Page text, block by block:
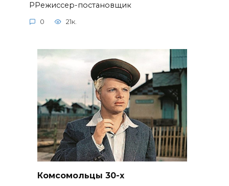
РРежиссер-постановщик
0 21к.
Комсомольцы 30-x